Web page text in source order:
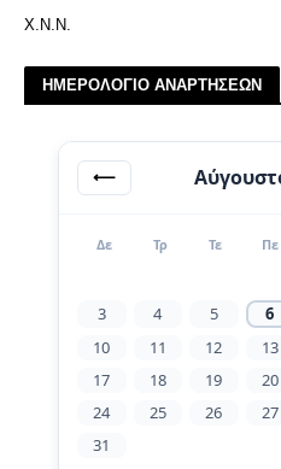
Χ.Ν.Ν.
ΗΜΕΡΟΛΟΓΙΟ ΑΝΑΡΤΗΣΕΩΝ
⟵
Δε Τρ Τε Πε
3
4 5 6
10
11 12 13
17
18 19 20
24
25 26 27
31